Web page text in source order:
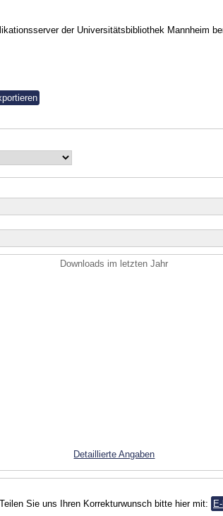
der Universitätsbibliothek Mannheim
Downloads im letzten Jahr
Detaillierte Angaben
Sie uns Ihren Korrekturwunsch bitte hier mit: